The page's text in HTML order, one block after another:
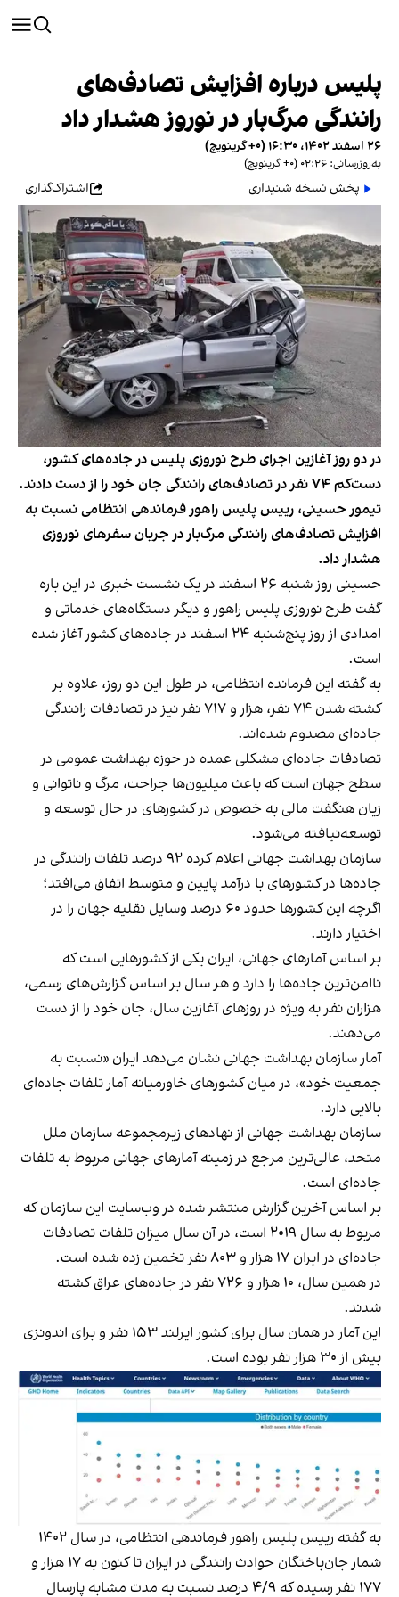
پلیس درباره افزایش تصادف‌های
رانندگی مرگ‌بار در نوروز هشدار داد
۲۶ اسفند ۱۴۰۲، ۱۶:۳۰ (‎+۰ گرینویچ)
به‌روزرسانی: ۰۲:۲۶ (‎+۰ گرینویچ)
پخش نسخه شنیداری اشتراک‌گذاری
در دو روز آغازین اجرای طرح نوروزی پلیس در جاده‌های کشور،
دست‌کم ۷۴ نفر در تصادف‌های رانندگی جان خود را از دست دادند.
تیمور حسینی، رییس پلیس راهور فرماندهی انتظامی نسبت به
افزایش تصادف‌های رانندگی مرگ‌بار در جریان سفرهای نوروزی
هشدار داد.
حسینی
روز شنبه ۲۶ اسفند در یک نشست خبری در این باره
گفت طرح نوروزی پلیس راهور و دیگر دستگاه‌های خدماتی و
امدادی از روز پنج‌شنبه ۲۴ اسفند در جاده‌های کشور آغاز شده
است.
به گفته این فرمانده انتظامی، در طول این دو روز، علاوه بر
کشته شدن ۷۴ نفر، هزار و ۷۱۷ نفر نیز در تصادفات رانندگی
جاده‌ای مصدوم شده‌اند.
تصادفات جاده‌ای مشکلی عمده در حوزه بهداشت عمومی در
سطح جهان است که باعث میلیون‌ها جراحت، مرگ و ناتوانی و
زیان هنگفت مالی به خصوص در کشورهای در حال توسعه و
توسعه‌نیافته می‌شود.
سازمان بهداشت جهانی اعلام کرده ۹۲ درصد تلفات رانندگی در
جاده‌ها در کشورهای با درآمد پایین و متوسط اتفاق می‌افتد؛
اگرچه این کشورها حدود ۶۰ درصد وسایل نقلیه جهان را در
اختیار دارند.
بر اساس آمارهای جهانی، ایران یکی از کشورهایی است که
ناامن‌ترین جاده‌ها را دارد و هر سال بر اساس گزارش‌های رسمی،
هزاران نفر به ویژه در روزهای آغازین سال، جان خود را از دست
می‌دهند.
آمار سازمان بهداشت جهانی نشان می‌دهد ایران «نسبت به
جمعیت خود»، در میان کشورهای خاورمیانه آمار تلفات جاده‌ای
بالایی دارد.
سازمان بهداشت جهانی از نهادهای زیرمجموعه سازمان ملل
متحد، عالی‌ترین مرجع در زمینه آمارهای جهانی مربوط به تلفات
جاده‌ای است.
بر اساس آخرین گزارش منتشر شده در وب‌سایت این سازمان که
مربوط به سال ۲۰۱۹ است، در آن سال میزان تلفات تصادفات
جاده‌ای در ایران ۱۷ هزار و ۸۰۳ نفر تخمین زده شده است.
در همین سال، ۱۰ هزار و ۷۲۶ نفر در جاده‌های عراق کشته
شدند.
این آمار در همان سال برای کشور ایرلند ۱۵۳ نفر و برای اندونزی
بیش از ۳۰ هزار نفر بوده است.
به گفته رییس پلیس راهور فرماندهی انتظامی، در سال ۱۴۰۲
شمار جان‌باختگان حوادث رانندگی در ایران تا کنون به ۱۷ هزار و
۱۷۷ نفر رسیده که ۴/۹ درصد نسبت به مدت مشابه پارسال